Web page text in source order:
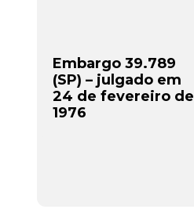
Embargo 39.789
(SP) – julgado em
24 de fevereiro de
1976